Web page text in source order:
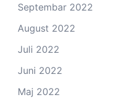
Septembar 2022
August 2022
Juli 2022
Juni 2022
Maj 2022